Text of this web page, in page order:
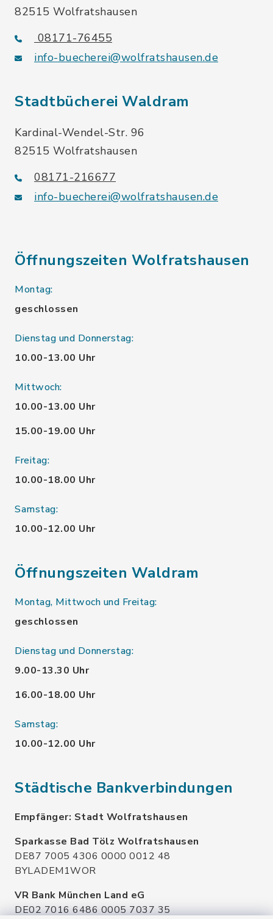
82515 Wolfratshausen
08171-76455
info-buecherei@wolfratshausen.de
Stadtbücherei Waldram
Kardinal-Wendel-Str. 96
82515 Wolfratshausen
08171-216677
info-buecherei@wolfratshausen.de
Öffnungszeiten Wolfratshausen
Montag:
geschlossen
Dienstag und Donnerstag:
10.00-13.00 Uhr
Mittwoch:
10.00-13.00 Uhr
15.00-19.00 Uhr
Freitag:
10.00-18.00 Uhr
Samstag:
10.00-12.00 Uhr
Öffnungszeiten Waldram
Montag, Mittwoch und Freitag:
geschlossen
Dienstag und Donnerstag:
9.00-13.30 Uhr
16.00-18.00 Uhr
Samstag:
10.00-12.00 Uhr
Städtische Bankverbindungen
Empfänger: Stadt Wolfratshausen
Sparkasse Bad Tölz Wolfratshausen
DE87 7005 4306 0000 0012 48
BYLADEM1WOR
VR Bank München Land eG
DE02 7016 6486 0005 7037 35